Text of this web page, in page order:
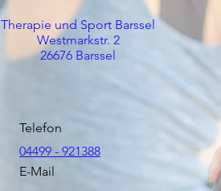
Therapie und Sport Barssel
Westmarkstr. 2
26676 Barssel
Telefon
04499 - 921388
E-Mail